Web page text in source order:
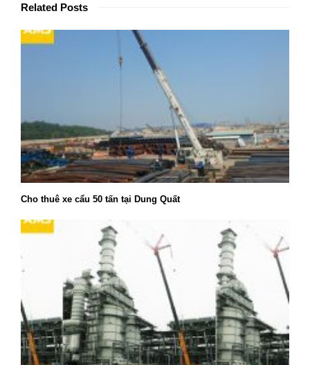
Related Posts
Cho thuê xe cẩu 50 tấn tại Dung Quất